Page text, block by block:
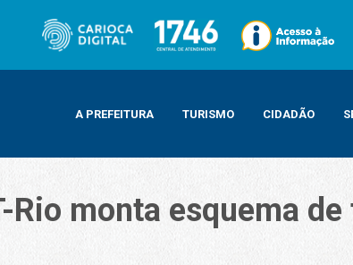
A PREFEITURA TURISMO CIDADÃO
Rio monta esquema